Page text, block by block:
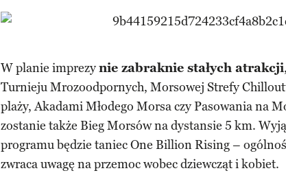
W planie imprezynie zabraknie stałych atrakcji
Turnieju Mrozoodpornych, Morsowej Strefy
plaży, Akadami Młodego Morsa czy Pasowania na
zostanie także Bieg Morsów na dystansie 5 km.
programu będzie taniec One Billion Rising –
zwraca uwagę na przemoc wobec dziewcząt i kobiet.